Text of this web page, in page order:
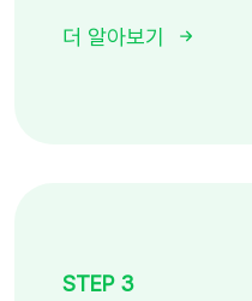
더 알아보기
STEP 3